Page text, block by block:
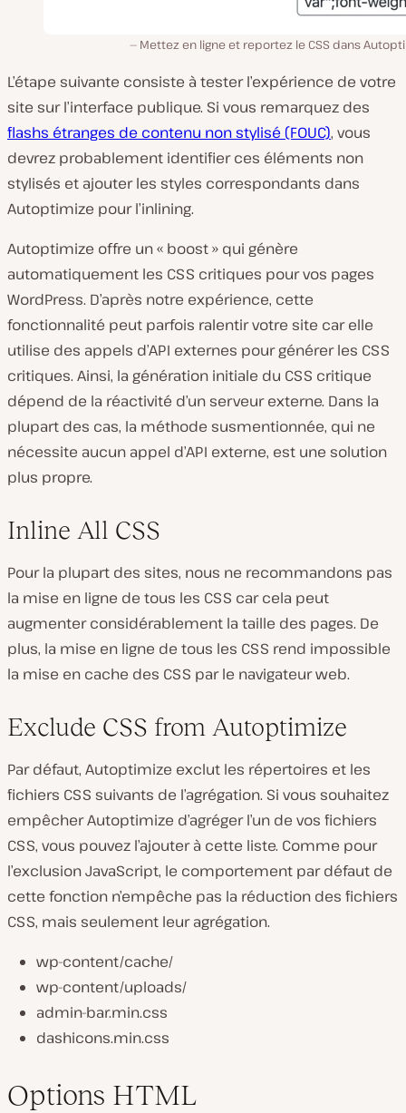
Mettez en ligne et reportez le CSS dans
L’étape suivante consiste à tester l’expérience de votre
site sur l’interface publique. Si vous remarquez des
flashs étranges de contenu non stylisé (FOUC), vous
devrez probablement identifier ces éléments non
stylisés et ajouter les styles correspondants dans
Autoptimize pour l’inlining.
Autoptimize offre un « boost » qui génère
automatiquement les CSS critiques pour vos pages
WordPress. D’après notre expérience, cette
fonctionnalité peut parfois ralentir votre site car elle
utilise des appels d’API externes pour générer les CSS
critiques. Ainsi, la génération initiale du CSS critique
dépend de la réactivité d’un serveur externe. Dans la
plupart des cas, la méthode susmentionnée, qui ne
nécessite aucun appel d’API externe, est une solution
plus propre.
Inline All CSS
Pour la plupart des sites, nous ne recommandons pas
la mise en ligne de tous les CSS car cela peut
augmenter considérablement la taille des pages. De
plus, la mise en ligne de tous les CSS rend impossible
la mise en cache des CSS par le navigateur web.
Exclude CSS from Autoptimize
Par défaut, Autoptimize exclut les répertoires et les
fichiers CSS suivants de l’agrégation. Si vous souhaitez
empêcher Autoptimize d’agréger l’un de vos fichiers
CSS, vous pouvez l’ajouter à cette liste. Comme pour
l’exclusion JavaScript, le comportement par défaut de
cette fonction n’empêche pas la réduction des fichiers
CSS, mais seulement leur agrégation.
wp-content/cache/
wp-content/uploads/
admin-bar.min.css
dashicons.min.css
Options HTML